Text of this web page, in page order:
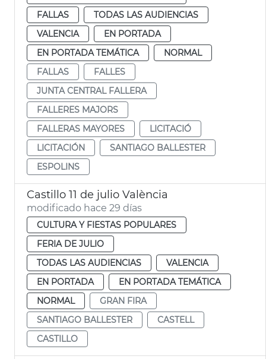
FALLAS
TODAS LAS AUDIENCIAS
VALENCIA
EN PORTADA
EN PORTADA TEMÁTICA
NORMAL
FALLAS
FALLES
JUNTA CENTRAL FALLERA
FALLERES MAJORS
FALLERAS MAYORES
LICITACIÓ
LICITACIÓN
SANTIAGO BALLESTER
ESPOLINS
Castillo 11 de julio València
modificado hace 29 días
CULTURA Y FIESTAS POPULARES
FERIA DE JULIO
TODAS LAS AUDIENCIAS
VALENCIA
EN PORTADA
EN PORTADA TEMÁTICA
NORMAL
GRAN FIRA
SANTIAGO BALLESTER
CASTELL
CASTILLO